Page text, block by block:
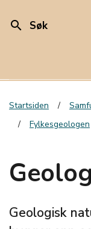
search Søk
Startsiden
Fylkesgeologen
Geologisk